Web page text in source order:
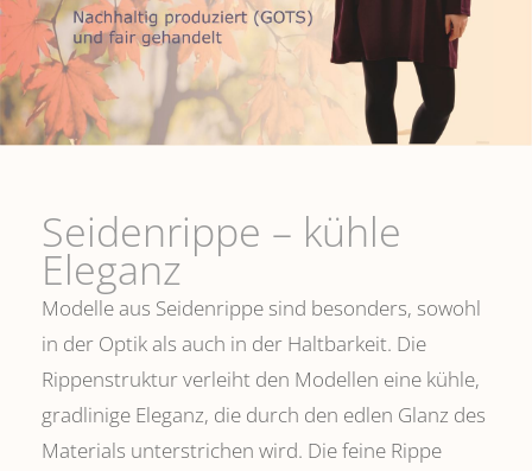
Seidenrippe­ – kühle
Eleganz
Modelle aus Seidenrippe sind besonders, sowohl
in der Optik als auch in der Haltbarkeit. Die
Rippenstruktur verleiht den Modellen eine kühle,
gradlinige Eleganz, die durch den edlen Glanz des
Materials unterstrichen wird. Die feine Rippe